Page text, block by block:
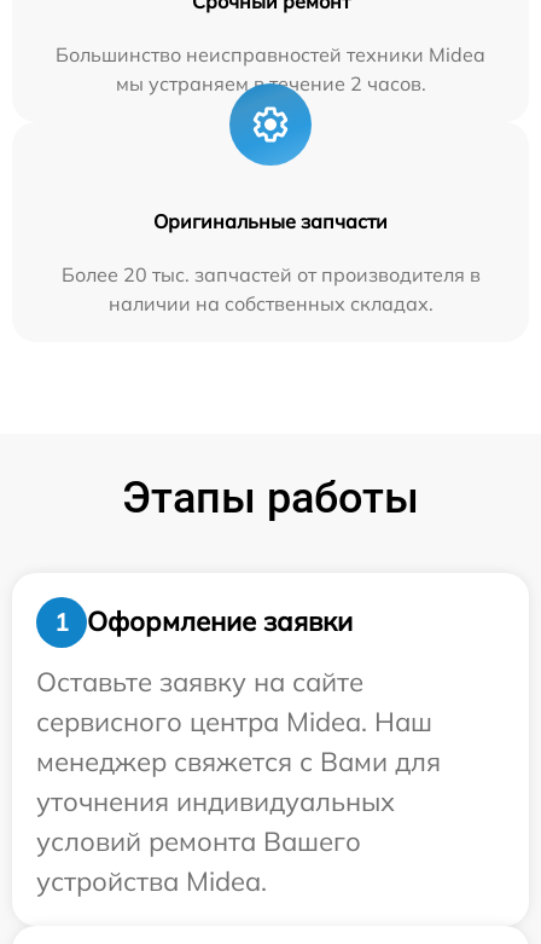
Большинство неисправностей техники Midea
мы устраняем в течение 2 часов.
Оригинальные запчасти
Более 20 тыс. запчастей от производителя в
наличии на собственных складах.
Этапы работы
1
Оформление заявки
Оставьте заявку на сайте
сервисного центра Midea. Наш
менеджер свяжется с Вами для
уточнения индивидуальных
условий ремонта Вашего
устройства Midea.